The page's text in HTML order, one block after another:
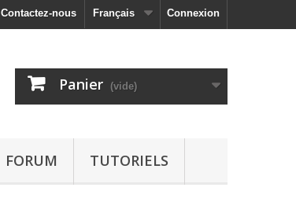
Connexion
Français
Contactez-nous
Panier (vide)
FORUM TUTORIELS